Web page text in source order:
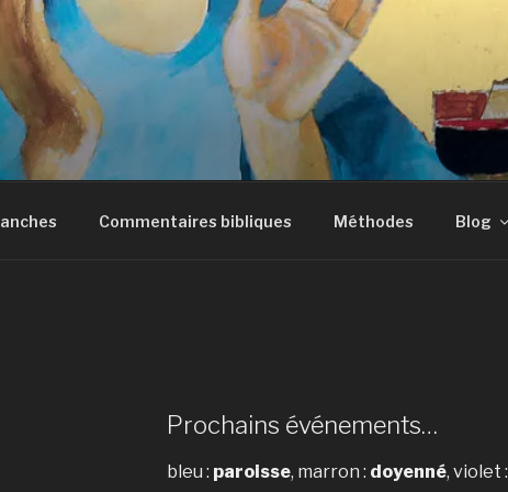
Commentaires bibliques Méthodes Blog
Prochains événements…
bleu : paroisse, marron : doyenné, violet :